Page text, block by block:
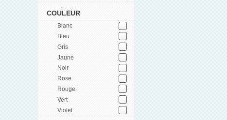
COULEUR
Blanc
Bleu
Gris
Jaune
Noir
Rose
Rouge
Vert
Violet